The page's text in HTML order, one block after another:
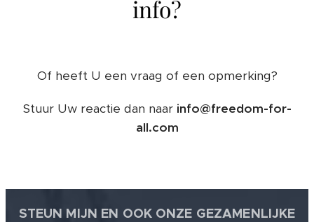
info?
Of heeft U een vraag of een opmerking?
Stuur Uw reactie dan naar info@freedom-for-
all.com
STEUN MIJN EN OOK ONZE GEZAMENLIJKE